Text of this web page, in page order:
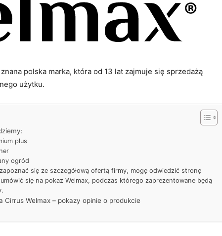
polska marka, która od 13 lat zajmuje się sprzedażą
użytku.
plus
ogród
się ze szczegółową ofertą firmy, mogę odwiedzić stronę
się na pokaz Welmax, podczas którego zaprezentowane będą
Cirrus Welmax – pokazy opinie o produkcie